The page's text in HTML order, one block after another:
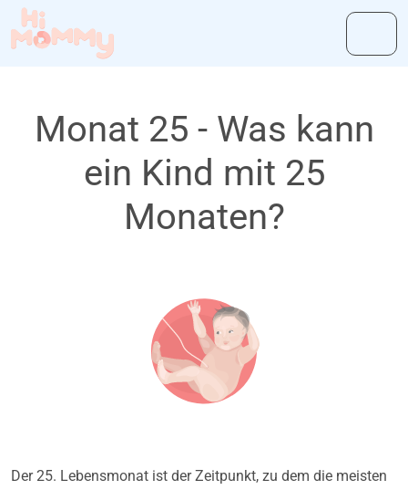
Monat 25 - Was kann
ein Kind mit 25
Monaten?
Der 25. Lebensmonat ist der Zeitpunkt, zu dem die meisten